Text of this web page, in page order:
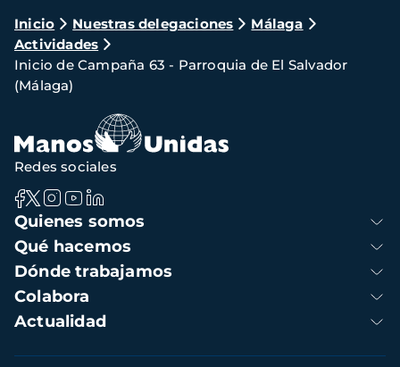
Ruta
de
navegación
Inicio Nuestras delegaciones
Málaga
Actividades
Inicio de Campaña 63 - Parroquia de El Salvador
(Málaga)
Navegación
principal
Quienes somos
Qué hacemos
Dónde trabajamos
Colabora
Actualidad
Redes sociales